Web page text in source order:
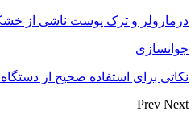
درمارولر و ترک پوست ناشی از
جوانسازی
نکاتی برای استفاده صحیح از دستگاه
Prev Next